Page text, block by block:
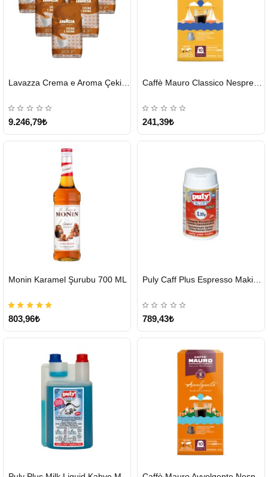
GÖNDERİ
9.246,79₺
GÖNDERİ
Caffè Mauro Classico Nespresso Kapsül
241,39₺
GÖNDERİ
Monin Karamel Şurubu 700 ML
803,96₺
GÖNDERİ
Puly Caff Plus Espresso Makinesi Temizleyici Tablet 100 x 1.35 G
789,43₺